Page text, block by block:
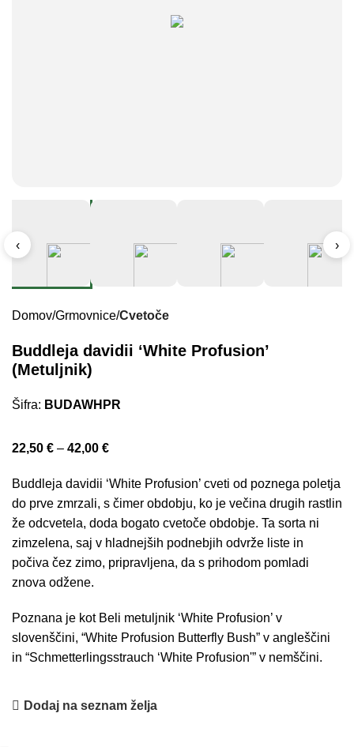
‹ ›
Domov Grmovnice Cvetoče
Buddleja davidii ‘White Profusion’
(Metuljnik)
Šifra: BUDAWHPR
22,50 € – 42,00 €
Buddleja davidii ‘White Profusion’ cveti od poznega poletja
do prve zmrzali, s čimer obdobju, ko je večina drugih rastlin
že odcvetela, doda bogato cvetoče obdobje. Ta sorta ni
zimzelena, saj v hladnejših podnebjih odvrže liste in
počiva čez zimo, pripravljena, da s prihodom pomladi
znova odžene.
Poznana je kot Beli metuljnik ‘White Profusion’ v
slovenščini, “White Profusion Butterfly Bush” v angleščini
in “Schmetterlingsstrauch ‘White Profusion'” v nemščini.
Dodaj na seznam želja